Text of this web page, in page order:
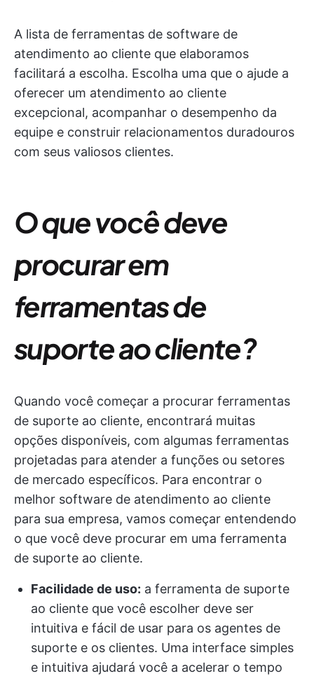
A lista de ferramentas de software de
atendimento ao cliente que elaboramos
facilitará a escolha. Escolha uma que o ajude a
oferecer um atendimento ao cliente
excepcional, acompanhar o desempenho da
equipe e construir relacionamentos duradouros
com seus valiosos clientes.
O que você deve
procurar em
ferramentas de
suporte ao cliente?
Quando você começar a procurar ferramentas
de suporte ao cliente, encontrará muitas
opções disponíveis, com algumas ferramentas
projetadas para atender a funções ou setores
de mercado específicos. Para encontrar o
melhor software de atendimento ao cliente
para sua empresa, vamos começar entendendo
o que você deve procurar em uma ferramenta
de suporte ao cliente.
Facilidade de uso: a ferramenta de suporte
ao cliente que você escolher deve ser
intuitiva e fácil de usar para os agentes de
suporte e os clientes. Uma interface simples
e intuitiva ajudará você a acelerar o tempo